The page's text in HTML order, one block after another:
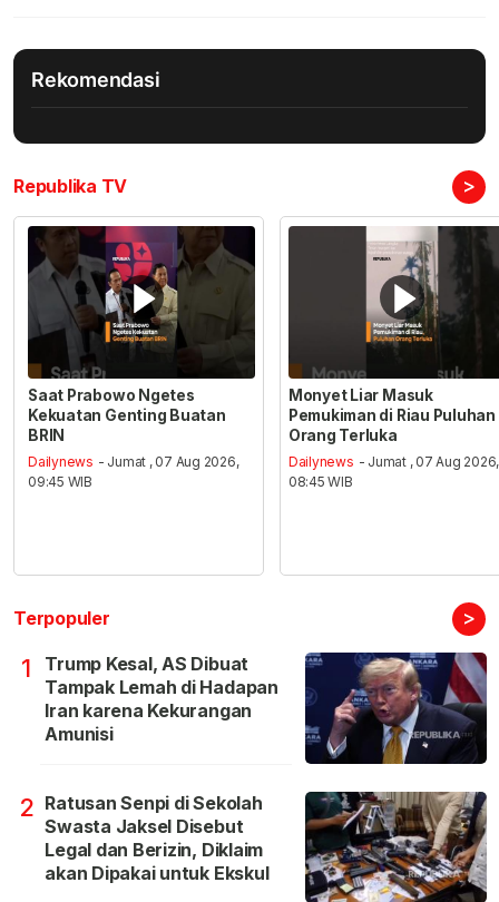
Rekomendasi
Republika TV >
Saat Prabowo Ngetes
Kekuatan Genting Buatan
BRIN
Dailynews - Jumat , 07 Aug 2026,
09:45 WIB
Monyet Liar Masuk
Pemukiman di Riau Puluhan
Orang Terluka
Dailynews - Jumat , 07 Aug 2026,
08:45 WIB
Terpopuler >
1
Trump Kesal, AS Dibuat
Tampak Lemah di Hadapan
Iran karena Kekurangan
Amunisi
2 Ratusan Senpi di Sekolah
Swasta Jaksel Disebut
Legal dan Berizin, Diklaim
akan Dipakai untuk Ekskul